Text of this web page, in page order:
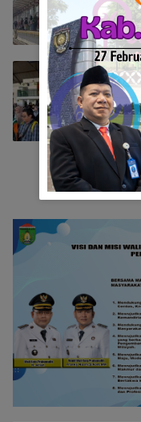
Berita
Minat
Berita